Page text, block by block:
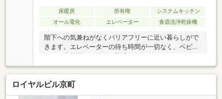
床暖房 所有権
システムキッチン
オール電化
エレベーター 食器洗浄乾燥機
階下への気兼ねがなくバリアフリーに近い暮らしがで
きます。エレベーターの待ち時間が一切なく、ベビー
ので、お子様の遊び場としていかがでしょうか。■テ
ラス面積：１６．６９㎡、ポーチ面積：５．０３㎡
■駐車場の空き状況は都度確認が必要です。■別途費用
あり／（月額）町内会費：８００円、（月額）ルーフ
ロイヤルビル京町